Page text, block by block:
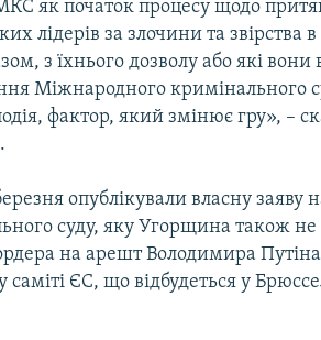
як початок процесу щодо
лідерів за злочини та звірства
з їхнього дозволу або які вони
Міжнародного кримінального
фактор, який змінює гру», –
опублікували власну заяву
суду, яку Угорщина також не
на арешт Володимира
ЄС, що відбудеться у